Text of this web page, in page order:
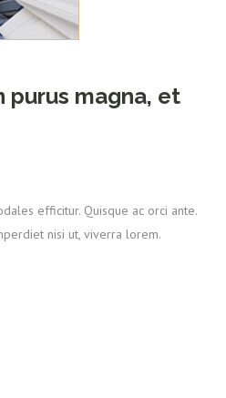
purus magna, et
efficitur. Quisque ac orci ante.
nisi ut, viverra lorem.